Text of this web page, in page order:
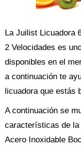
La Juilist Licuadora
2 Velocidades es
disponibles en el
a continuación te
licuadora que estás
A continuación se
características de
Acero Inoxidable